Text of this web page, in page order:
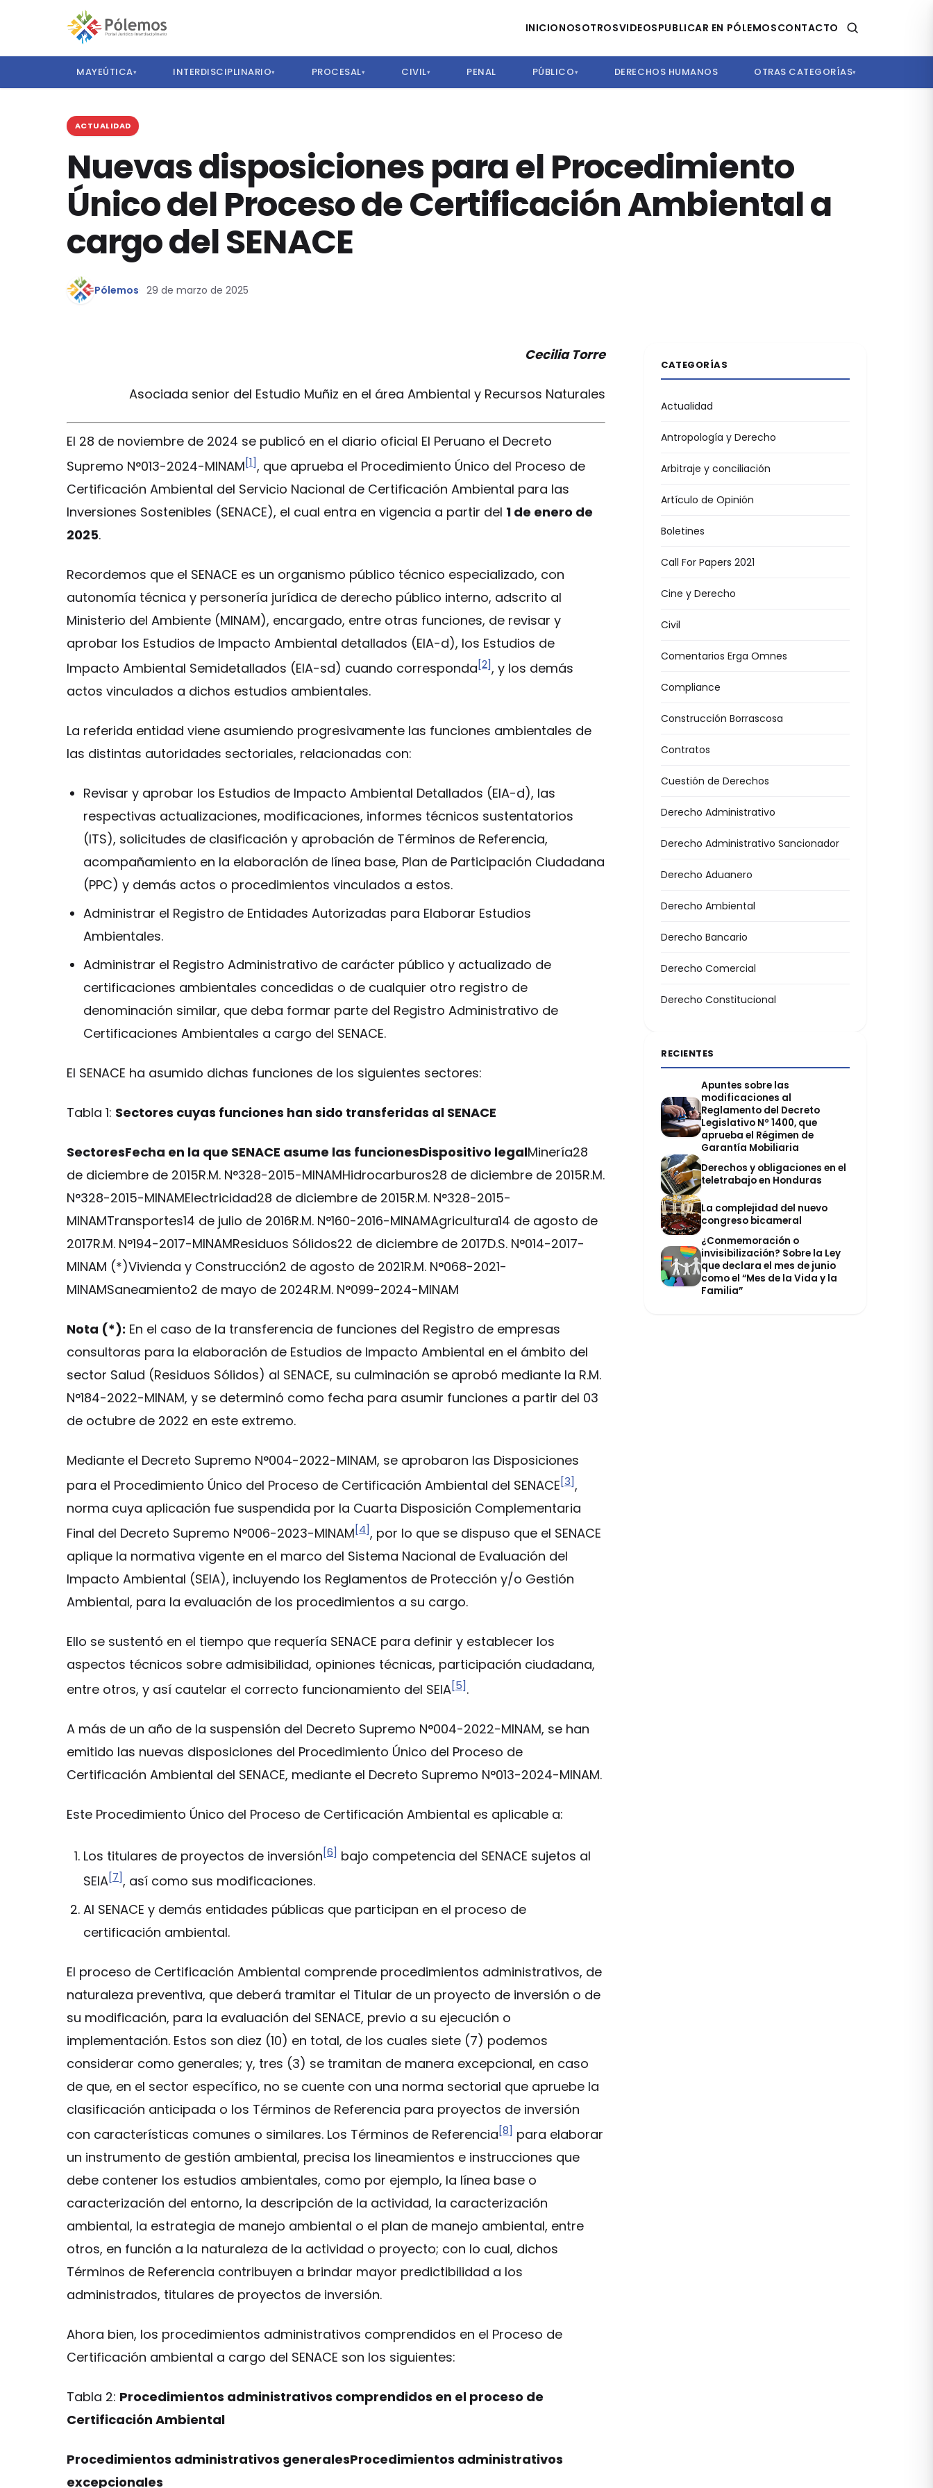
INICIONOSOTROSVIDEOSPUBLICAR EN PÓLEMOSCONTACTO
MAYEÚTICA▾ INTERDISCIPLINARIO▾ PROCESAL▾ CIVIL▾ PENAL PÚBLICO▾ DERECHOS HUMANOS OTRAS CATEGORÍAS▾
ACTUALIDAD
Nuevas disposiciones para el Procedimiento
Único del Proceso de Certificación Ambiental a
cargo del SENACE
Pólemos 29 de marzo de 2025
Cecilia Torre
Asociada senior del Estudio Muñiz en el área Ambiental y Recursos Naturales
El 28 de noviembre de 2024 se publicó en el diario oficial El Peruano el Decreto
Supremo N°013-2024-MINAM[1], que aprueba el Procedimiento Único del Proceso de
Certificación Ambiental del Servicio Nacional de Certificación Ambiental para las
Inversiones Sostenibles (SENACE), el cual entra en vigencia a partir del 1 de enero de
2025.
Recordemos que el SENACE es un organismo público técnico especializado, con
autonomía técnica y personería jurídica de derecho público interno, adscrito al
Ministerio del Ambiente (MINAM), encargado, entre otras funciones, de revisar y
aprobar los Estudios de Impacto Ambiental detallados (EIA-d), los Estudios de
Impacto Ambiental Semidetallados (EIA-sd) cuando corresponda[2], y los demás
actos vinculados a dichos estudios ambientales.
La referida entidad viene asumiendo progresivamente las funciones ambientales de
las distintas autoridades sectoriales, relacionadas con:
Revisar y aprobar los Estudios de Impacto Ambiental Detallados (ElA-d), las
respectivas actualizaciones, modificaciones, informes técnicos sustentatorios
(ITS), solicitudes de clasificación y aprobación de Términos de Referencia,
acompañamiento en la elaboración de línea base, Plan de Participación Ciudadana
(PPC) y demás actos o procedimientos vinculados a estos.
Administrar el Registro de Entidades Autorizadas para Elaborar Estudios
Ambientales.
Administrar el Registro Administrativo de carácter público y actualizado de
certificaciones ambientales concedidas o de cualquier otro registro de
denominación similar, que deba formar parte del Registro Administrativo de
Certificaciones Ambientales a cargo del SENACE.
El SENACE ha asumido dichas funciones de los siguientes sectores:
Tabla 1: Sectores cuyas funciones han sido transferidas al SENACE
SectoresFecha en la que SENACE asume las funcionesDispositivo legalMinería28
de diciembre de 2015R.M. N°328-2015-MINAMHidrocarburos28 de diciembre de 2015R.M.
N°328-2015-MINAMElectricidad28 de diciembre de 2015R.M. N°328-2015-
MINAMTransportes14 de julio de 2016R.M. N°160-2016-MINAMAgricultura14 de agosto de
2017R.M. N°194-2017-MINAMResiduos Sólidos22 de diciembre de 2017D.S. N°014-2017-
MINAM (*)Vivienda y Construcción2 de agosto de 2021R.M. N°068-2021-
MINAMSaneamiento2 de mayo de 2024R.M. N°099-2024-MINAM
Nota (*): En el caso de la transferencia de funciones del Registro de empresas
consultoras para la elaboración de Estudios de Impacto Ambiental en el ámbito del
sector Salud (Residuos Sólidos) al SENACE, su culminación se aprobó mediante la R.M.
N°184-2022-MINAM, y se determinó como fecha para asumir funciones a partir del 03
de octubre de 2022 en este extremo.
Mediante el Decreto Supremo N°004-2022-MINAM, se aprobaron las Disposiciones
para el Procedimiento Único del Proceso de Certificación Ambiental del SENACE[3],
norma cuya aplicación fue suspendida por la Cuarta Disposición Complementaria
Final del Decreto Supremo N°006-2023-MINAM[4], por lo que se dispuso que el SENACE
aplique la normativa vigente en el marco del Sistema Nacional de Evaluación del
Impacto Ambiental (SEIA), incluyendo los Reglamentos de Protección y/o Gestión
Ambiental, para la evaluación de los procedimientos a su cargo.
Ello se sustentó en el tiempo que requería SENACE para definir y establecer los
aspectos técnicos sobre admisibilidad, opiniones técnicas, participación ciudadana,
entre otros, y así cautelar el correcto funcionamiento del SEIA[5].
A más de un año de la suspensión del Decreto Supremo N°004-2022-MINAM, se han
emitido las nuevas disposiciones del Procedimiento Único del Proceso de
Certificación Ambiental del SENACE, mediante el Decreto Supremo N°013-2024-MINAM.
Este Procedimiento Único del Proceso de Certificación Ambiental es aplicable a:
Los titulares de proyectos de inversión[6] bajo competencia del SENACE sujetos al
SEIA[7], así como sus modificaciones.
Al SENACE y demás entidades públicas que participan en el proceso de
certificación ambiental.
El proceso de Certificación Ambiental comprende procedimientos administrativos, de
naturaleza preventiva, que deberá tramitar el Titular de un proyecto de inversión o de
su modificación, para la evaluación del SENACE, previo a su ejecución o
implementación. Estos son diez (10) en total, de los cuales siete (7) podemos
considerar como generales; y, tres (3) se tramitan de manera excepcional, en caso
de que, en el sector específico, no se cuente con una norma sectorial que apruebe la
clasificación anticipada o los Términos de Referencia para proyectos de inversión
con características comunes o similares. Los Términos de Referencia[8] para elaborar
un instrumento de gestión ambiental, precisa los lineamientos e instrucciones que
debe contener los estudios ambientales, como por ejemplo, la línea base o
caracterización del entorno, la descripción de la actividad, la caracterización
ambiental, la estrategia de manejo ambiental o el plan de manejo ambiental, entre
otros, en función a la naturaleza de la actividad o proyecto; con lo cual, dichos
Términos de Referencia contribuyen a brindar mayor predictibilidad a los
administrados, titulares de proyectos de inversión.
Ahora bien, los procedimientos administrativos comprendidos en el Proceso de
Certificación ambiental a cargo del SENACE son los siguientes:
Tabla 2: Procedimientos administrativos comprendidos en el proceso de
Certificación Ambiental
Procedimientos administrativos generalesProcedimientos administrativos
excepcionales
CATEGORÍAS
Actualidad
Antropología y Derecho
Arbitraje y conciliación
Artículo de Opinión
Boletines
Call For Papers 2021
Cine y Derecho
Civil
Comentarios Erga Omnes
Compliance
Construcción Borrascosa
Contratos
Cuestión de Derechos
Derecho Administrativo
Derecho Administrativo Sancionador
Derecho Aduanero
Derecho Ambiental
Derecho Bancario
Derecho Comercial
Derecho Constitucional
RECIENTES
Apuntes sobre las
modificaciones al
Reglamento del Decreto
Legislativo Nº 1400, que
aprueba el Régimen de
Garantía Mobiliaria
Derechos y obligaciones en el
teletrabajo en Honduras
La complejidad del nuevo
congreso bicameral
¿Conmemoración o
invisibilización? Sobre la Ley
que declara el mes de junio
como el “Mes de la Vida y la
Familia”